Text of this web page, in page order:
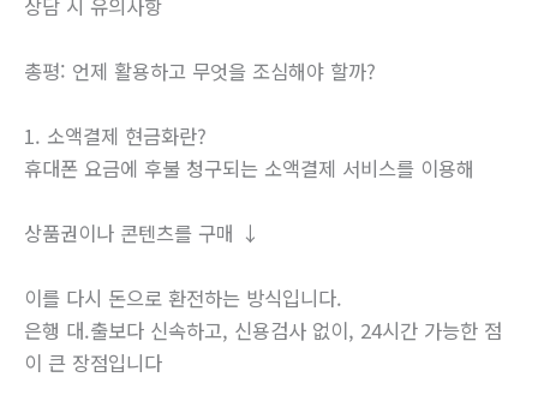
상담 시 유의사항
총평: 언제 활용하고 무엇을 조심해야 할까?
1. 소액결제 현금화란?
휴대폰 요금에 후불 청구되는 소액결제 서비스를 이용해
상품권이나 콘텐츠를 구매 ↓
이를 다시 돈으로 환전하는 방식입니다.
은행 대.출보다 신속하고, 신용검사 없이, 24시간 가능한 점
이 큰 장점입니다